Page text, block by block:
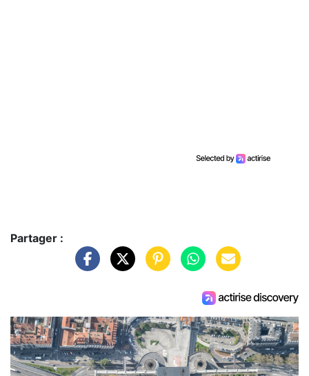
Partager :